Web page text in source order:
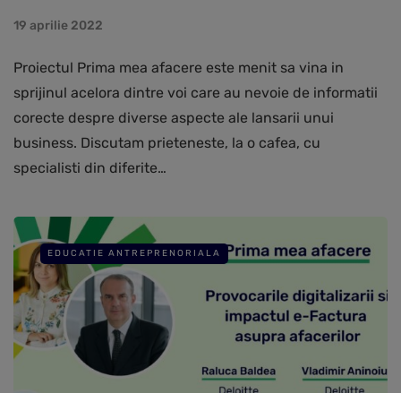
19 aprilie 2022
Proiectul Prima mea afacere este menit sa vina in
sprijinul acelora dintre voi care au nevoie de informatii
corecte despre diverse aspecte ale lansarii unui
business. Discutam prieteneste, la o cafea, cu
specialisti din diferite…
EDUCATIE ANTREPRENORIALA